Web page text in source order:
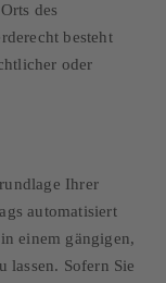
des
besteht
oder
Ihrer
automatisiert
einem gängigen,
lassen. Sofern Sie